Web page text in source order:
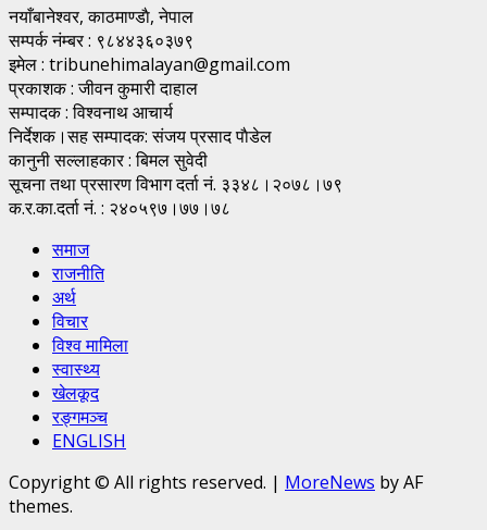
नयाँबानेश्वर, काठमाण्डाै, नेपाल
सम्पर्क नंम्बर : ९८४४३६०३७९
इमेल : tribunehimalayan@gmail.com
प्रकाशक : जीवन कुमारी दाहाल
सम्पादक : विश्वनाथ आचार्य
निर्देशक।सह सम्पादक: संजय प्रसाद पाैडेल
कानुनी सल्लाहकार : बिमल सुवेदी
सूचना तथा प्रसारण विभाग दर्ता नं. ३३४८।२०७८।७९
क.र.का.दर्ता नं. : २४०५९७।७७।७८
समाज
राजनीति
अर्थ
विचार
विश्व मामिला
स्वास्थ्य
खेलकूद
रङ्गमञ्च
ENGLISH
Copyright © All rights reserved. | MoreNews by AF
themes.